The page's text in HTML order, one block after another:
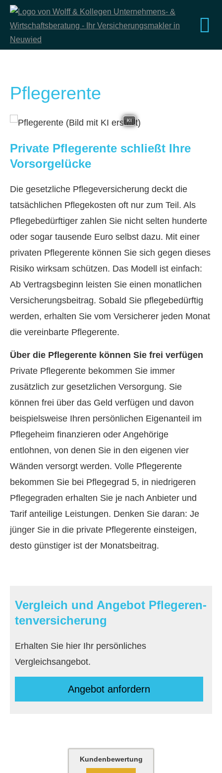
Pfle­ge­ren­te
KI
Private Pfle­ge­ren­te schließt Ihre
Vorsorgelücke
Die gesetzliche Pflege­ver­si­che­rung deckt die
tatsächlichen Pflegekosten oft nur zum Teil. Als
Pflegebedürftiger zahlen Sie nicht selten hunderte
oder sogar tausende Euro selbst dazu. Mit einer
privaten Pfle­ge­ren­te können Sie sich gegen dieses
Risiko wirksam schützen. Das Modell ist einfach:
Ab Vertragsbeginn leisten Sie einen monatlichen
Versicherungsbeitrag. Sobald Sie pflegebedürftig
werden, erhalten Sie vom Versicherer jeden Monat
die vereinbarte Pfle­ge­ren­te.
Über die Pfle­ge­ren­te können Sie frei verfügen
Private Pfle­ge­ren­te bekommen Sie immer
zusätzlich zur gesetzlichen Versorgung. Sie
können frei über das Geld verfügen und davon
beispielsweise Ihren persönlichen Eigenanteil im
Pflegeheim finanzieren oder Angehörige
entlohnen, von denen Sie in den eigenen vier
Wänden versorgt werden. Volle Pfle­ge­ren­te
bekommen Sie bei Pflegegrad 5, in niedrigeren
Pflegegraden erhalten Sie je nach Anbieter und
Tarif anteilige Leistungen. Denken Sie daran: Je
jünger Sie in die private Pfle­ge­ren­te einsteigen,
desto günstiger ist der Monatsbeitrag.
Vergleich und Angebot Pfle­ge­ren­
tenversicherung
Erhalten Sie hier Ihr persönliches
Vergleichsangebot.
An­ge­bot an­for­dern
Kundenbewertung